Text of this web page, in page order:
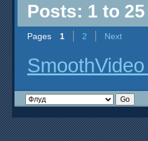
Posts: 1 to
Pages 1 2 Next